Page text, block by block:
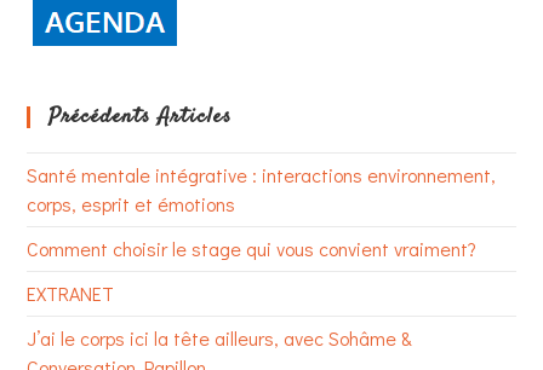
Précédents Articles
Santé mentale intégrative : interactions environnement,
corps, esprit et émotions
Comment choisir le stage qui vous convient vraiment?
EXTRANET
J’ai le corps ici la tête ailleurs, avec Sohâme &